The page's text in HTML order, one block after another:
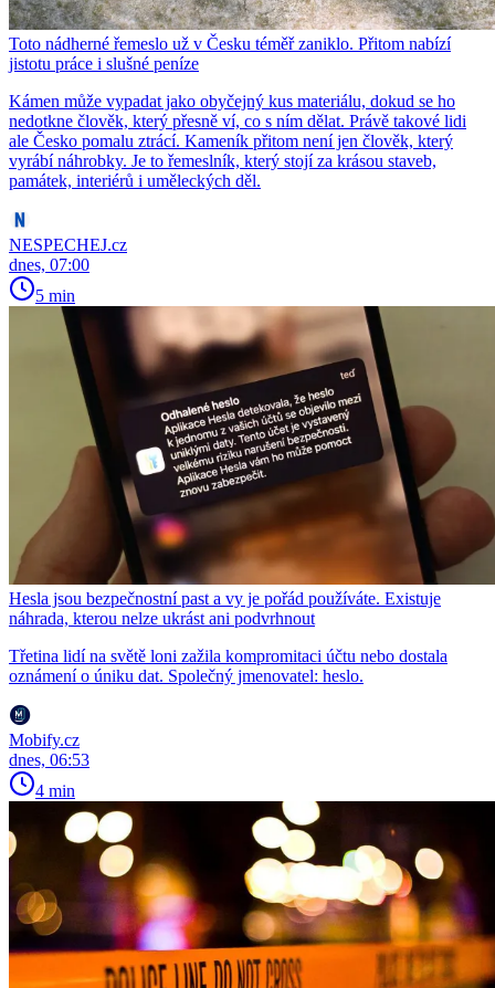
Toto nádherné řemeslo už v Česku téměř zaniklo. Přitom nabízí
jistotu práce i slušné peníze
Kámen může vypadat jako obyčejný kus materiálu, dokud se ho
nedotkne člověk, který přesně ví, co s ním dělat. Právě takové lidi
ale Česko pomalu ztrácí. Kameník přitom není jen člověk, který
vyrábí náhrobky. Je to řemeslník, který stojí za krásou staveb,
památek, interiérů i uměleckých děl.
NESPECHEJ.cz
dnes, 07:00
5 min
Hesla jsou bezpečnostní past a vy je pořád používáte. Existuje
náhrada, kterou nelze ukrást ani podvrhnout
Třetina lidí na světě loni zažila kompromitaci účtu nebo dostala
oznámení o úniku dat. Společný jmenovatel: heslo.
Mobify.cz
dnes, 06:53
4 min